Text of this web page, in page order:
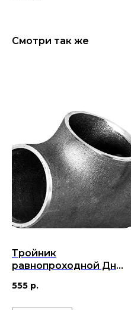
Смотри так же
Тройник
равнопроходной Дн
бесшовный ГОСТ 17376-
555 р.